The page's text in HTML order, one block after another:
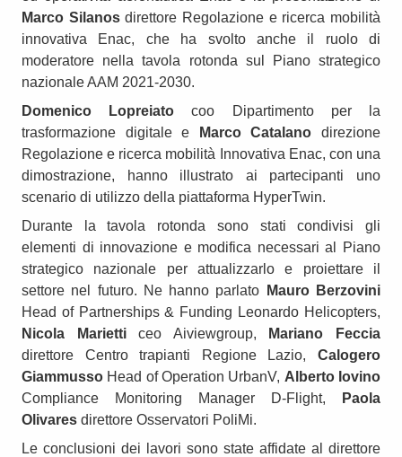
Marco Silanosdirettore Regolazione e ricerca mobilità
innovativa Enac, che ha svolto anche il ruolo di
moderatore nella tavola rotonda sul Piano strategico
nazionale AAM 2021-2030.
Domenico Lopreiato coo Dipartimento per la
trasformazione digitale e
Marco Catalanodirezione
Regolazione e ricerca mobilità Innovativa Enac, con una
dimostrazione, hanno illustrato ai partecipanti uno
scenario di utilizzo della piattaforma HyperTwin.
Durante la tavola rotonda sono stati condivisi gli
elementi di innovazione e modifica necessari al Piano
strategico nazionale per attualizzarlo e proiettare il
settore nel futuro. Ne hanno parlato
Mauro Berzovini
Head of Partnerships & Funding Leonardo Helicopters,
Nicola Marietticeo Aiviewgroup,
Mariano Feccia
direttore Centro trapianti Regione Lazio, Calogero
Giammusso Head of Operation UrbanV, Alberto Iovino
Compliance Monitoring Manager D-Flight,
Paola
Olivares direttore Osservatori PoliMi.
Le conclusioni dei lavori sono state affidate al direttore